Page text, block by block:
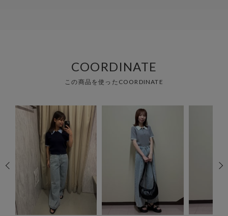
COORDINATE
この商品を使ったCOORDINATE